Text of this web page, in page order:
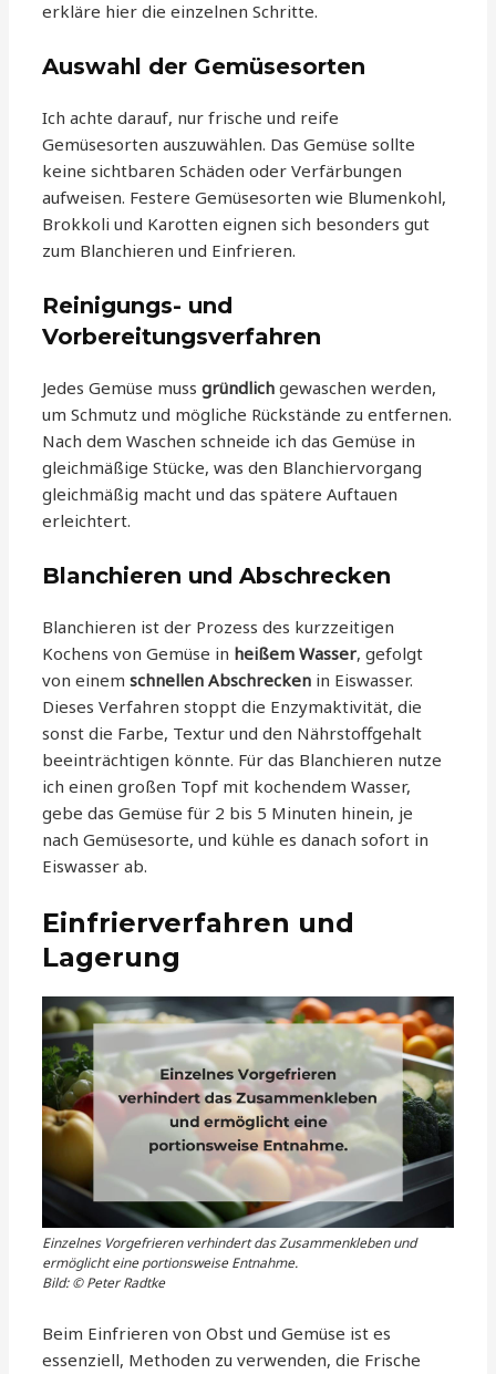
erkläre hier die einzelnen Schritte.
Auswahl der Gemüsesorten
Ich achte darauf, nur frische und reife
Gemüsesorten auszuwählen. Das Gemüse sollte
keine sichtbaren Schäden oder Verfärbungen
aufweisen. Festere Gemüsesorten wie Blumenkohl,
Brokkoli und Karotten eignen sich besonders gut
zum Blanchieren und Einfrieren.
Reinigungs- und
Vorbereitungsverfahren
Jedes Gemüse mussgründlich gewaschen werden,
um Schmutz und mögliche Rückstände zu entfernen.
Nach dem Waschen schneide ich das Gemüse in
gleichmäßige Stücke, was den Blanchiervorgang
gleichmäßig macht und das spätere Auftauen
erleichtert.
Blanchieren und Abschrecken
Blanchieren ist der Prozess des kurzzeitigen
Kochens von Gemüse in heißem Wasser, gefolgt
von einemschnellen Abschrecken in Eiswasser.
Dieses Verfahren stoppt die Enzymaktivität, die
sonst die Farbe, Textur und den Nährstoffgehalt
beeinträchtigen könnte. Für das Blanchieren nutze
ich einen großen Topf mit kochendem Wasser,
gebe das Gemüse für 2 bis 5 Minuten hinein, je
nach Gemüsesorte, und kühle es danach sofort in
Eiswasser ab.
Einfrierverfahren und
Lagerung
Einzelnes Vorgefrieren verhindert das Zusammenkleben und
ermöglicht eine portionsweise Entnahme.
Bild: © Peter Radtke
Beim Einfrieren von Obst und Gemüse ist es
essenziell, Methoden zu verwenden, die Frische